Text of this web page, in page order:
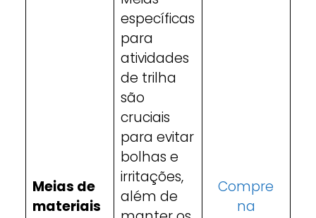
Meias de
materiais
específicas
para
atividades
de trilha
são
cruciais
para evitar
bolhas e
irritações,
além de
Compre
na